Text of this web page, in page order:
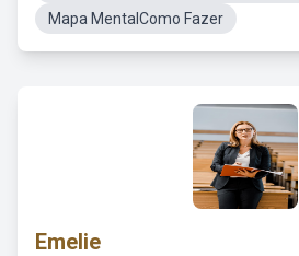
Mapa MentalComo Fazer
Emelie